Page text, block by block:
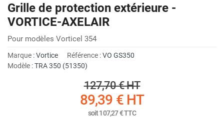
Grille de protection extérieure -
VORTICE-AXELAIR
Pour modèles Vorticel 354
Marque :Vortice Référence :VO GS350
Modèle :TRA 350 (51350)
127,70 €HT
89,39 €HT
soit107,27 €TTC